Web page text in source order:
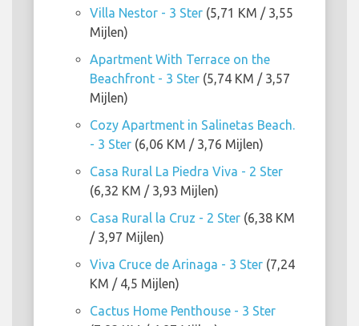
Villa Nestor - 3 Ster (5,71 KM / 3,55
Mijlen)
Apartment With Terrace on the
Beachfront - 3 Ster (5,74 KM / 3,57
Mijlen)
Cozy Apartment in Salinetas Beach.
- 3 Ster (6,06 KM / 3,76 Mijlen)
Casa Rural La Piedra Viva - 2 Ster
(6,32 KM / 3,93 Mijlen)
Casa Rural la Cruz - 2 Ster (6,38 KM
/ 3,97 Mijlen)
Viva Cruce de Arinaga - 3 Ster (7,24
KM / 4,5 Mijlen)
Cactus Home Penthouse - 3 Ster